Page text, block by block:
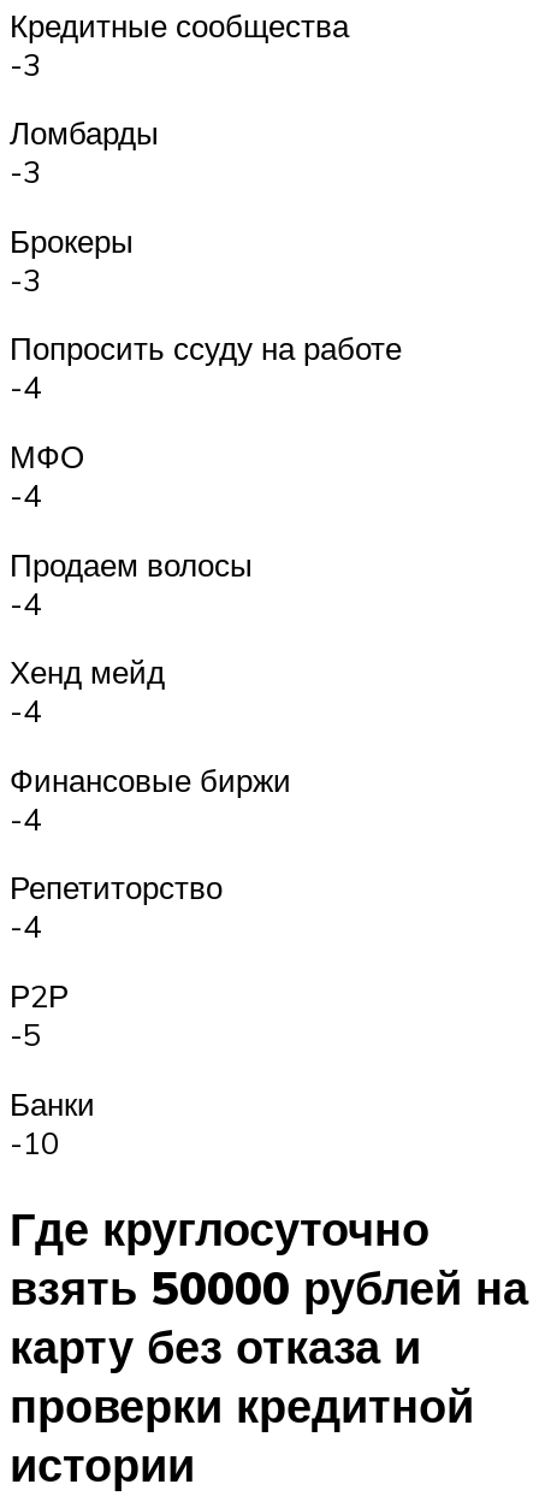
Кредитные сообщества
-3
Ломбарды
-3
Брокеры
-3
Попросить ссуду на работе
-4
МФО
-4
Продаем волосы
-4
Хенд мейд
-4
Финансовые биржи
-4
Репетиторство
-4
Р2Р
-5
Банки
-10
Где круглосуточно
взять 50000 рублей на
карту без отказа и
проверки кредитной
истории